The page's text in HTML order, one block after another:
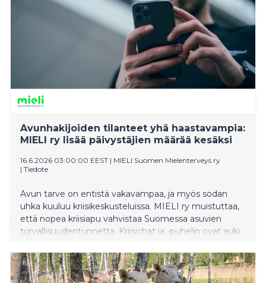
Avunhakijoiden tilanteet yhä haastavampia:
MIELI ry lisää päivystäjien määrää kesäksi
16.6.2026 03:00:00 EEST | MIELI Suomen Mielenterveys ry
| Tiedote
Avun tarve on entistä vakavampaa, ja myös sodan
uhka kuuluu kriisikeskusteluissa. MIELI ry muistuttaa,
että nopea kriisiapu vahvistaa Suomessa asuvien
turvallisuudentunnetta. Kriisichat ja -puhelin ovat auki